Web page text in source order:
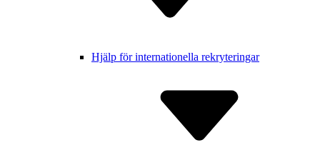
Hjälp för inter­nationella rekry­teringar